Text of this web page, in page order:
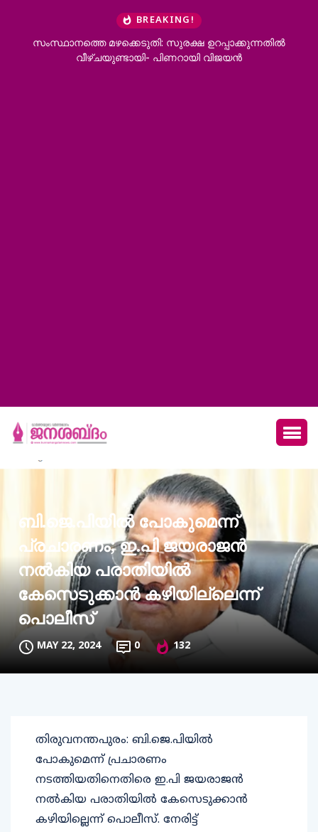
BREAKING!
സംസ്ഥാനത്തെ മഴക്കെടുതി: സുര​ക്ഷ ഉറപ്പാക്കുന്നതിൽ
വീഴ്ചയുണ്ടായി- പിണറായി വിജയൻ
ബി.ജെ.പിയില്‍ പോകുമെന്ന്
പ്രചാരണം; ഇ.പി ജയരാജന്‍
നല്‍കിയ പരാതിയില്‍
കേസെടുക്കാന്‍ കഴിയില്ലെന്ന്
പൊലീസ്
MAY 22, 2024 0 132
തിരുവനന്തപുരം: ബി.ജെ.പിയില്‍
പോകുമെന്ന് പ്രചാരണം
നടത്തിയതിനെതിരെ ഇ.പി ജയരാജന്‍
നല്‍കിയ പരാതിയില്‍ കേസെടുക്കാന്‍
കഴിയില്ലെന്ന് പൊലീസ്. നേരിട്ട്